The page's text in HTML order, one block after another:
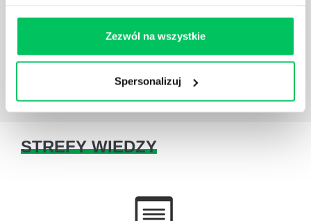
Zezwól na wszystkie
Spersonalizuj
wykonywanej pracy, ale również bezpieczeństwa.
STREFY WIEDZY